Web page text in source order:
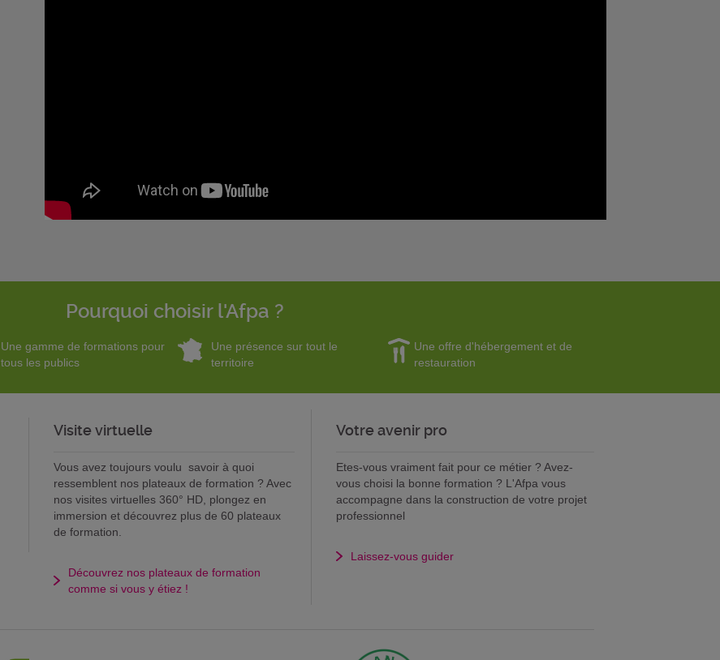
Pourquoi choisir l'Afpa ?
Une gamme de formations pour
tous les publics
Une présence sur tout le
territoire
Une offre d'hébergement et de
restauration
Visite virtuelle
Vous avez toujours voulu savoir à quoi
ressemblent nos plateaux de formation ? Avec
nos visites virtuelles 360° HD, plongez en
immersion et découvrez plus de 60 plateaux
de formation.
Découvrez nos plateaux de formation
comme si vous y étiez !
Votre avenir pro
Etes-vous vraiment fait pour ce métier ? Avez-
vous choisi la bonne formation ? L'Afpa vous
accompagne dans la construction de votre projet
professionnel
Laissez-vous guider